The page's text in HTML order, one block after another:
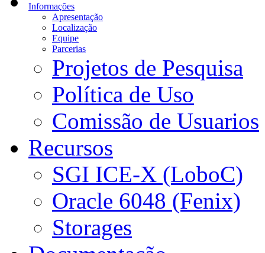
Informações
Apresentação
Localização
Equipe
Parcerias
Projetos de Pesquisa
Política de Uso
Comissão de Usuarios
Recursos
SGI ICE-X (LoboC)
Oracle 6048 (Fenix)
Storages